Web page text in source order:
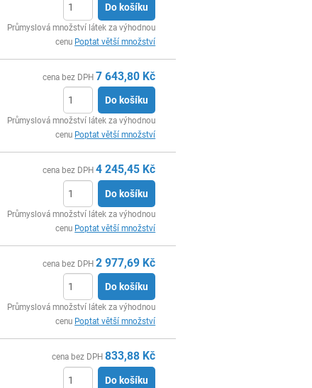
Do košíku
Průmyslová množství látek za výhodnou
cenu Poptat větší množství
cena bez DPH 7 643,80 Kč
Do košíku
Průmyslová množství látek za výhodnou
cenu Poptat větší množství
cena bez DPH 4 245,45 Kč
Do košíku
Průmyslová množství látek za výhodnou
cenu Poptat větší množství
cena bez DPH 2 977,69 Kč
Do košíku
Průmyslová množství látek za výhodnou
cenu Poptat větší množství
cena bez DPH 833,88 Kč
Do košíku